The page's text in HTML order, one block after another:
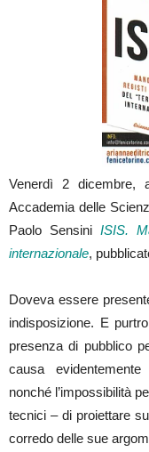
Venerdì 2 dicembre,
Accademia delle
Paolo Sensini ISIS.
internazionale,
Doveva essere
indisposizione. E
presenza di pubblico
causa
nonché l’impossibilità
tecnici – di proiettare
corredo delle sue